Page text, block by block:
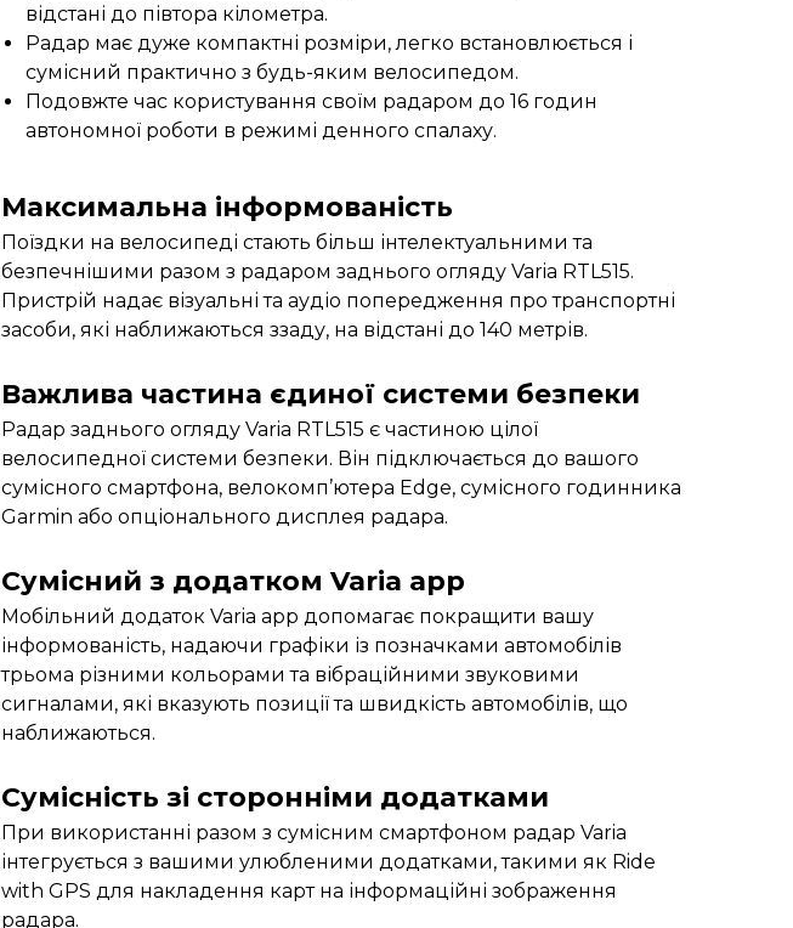
відстані до півтора кілометра.
Радар має дуже компактні розміри, легко встановлюється і
сумісний практично з будь-яким велосипедом.
Подовжте час користування своїм радаром до 16 годин
автономної роботи в режимі денного спалаху.
Максимальна інформованість
Поїздки на велосипеді стають більш інтелектуальними та
безпечнішими разом з радаром заднього огляду Varia RTL515.
Пристрій надає візуальні та аудіо попередження про транспортні
засоби, які наближаються ззаду, на відстані до 140 метрів.
Важлива частина єдиної системи безпеки
Радар заднього огляду Varia RTL515 є частиною цілої
велосипедної системи безпеки. Він підключається до вашого
сумісного смартфона, велокомп’ютера Edge, сумісного годинника
Garmin або опціонального дисплея радара.
Сумісний з додатком Varia app
Мобільний додаток Varia app допомагає покращити вашу
інформованість, надаючи графіки із позначками автомобілів
трьома різними кольорами та вібраційними звуковими
сигналами, які вказують позиції та швидкість автомобілів, що
наближаються.
Сумісність зі сторонніми додатками
При використанні разом з сумісним смартфоном радар Varia
інтегрується з вашими улюбленими додатками, такими як Ride
with GPS для накладення карт на інформаційні зображення
радара.